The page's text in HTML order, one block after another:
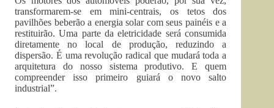
transformarem-se em mini-centrais, os tetos dos
pavilhões beberão a energia solar com seus painéis e a
restituirão. Uma parte da eletricidade será consumida
diretamente no local de produção, reduzindo a
dispersão. É uma revolução radical que mudará toda a
arquitetura do nosso sistema produtivo. E quem
compreender isso primeiro guiará o novo salto
industrial”.